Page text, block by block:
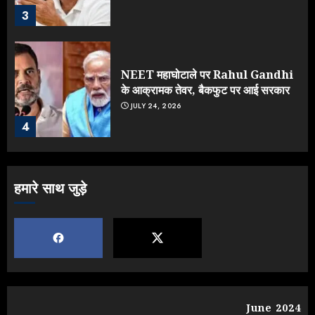
3
4
NEET महाघोटाले पर Rahul Gandhi
के आक्रामक तेवर, बैकफुट पर आई सरकार
JULY 24, 2026
Yogi vs Modi: छिड़ गई आर-पार की
लड़ाई, यूपी चुनाव में भाजपा उठाएगी भारी
हमारे साथ जुड़े
June 2024